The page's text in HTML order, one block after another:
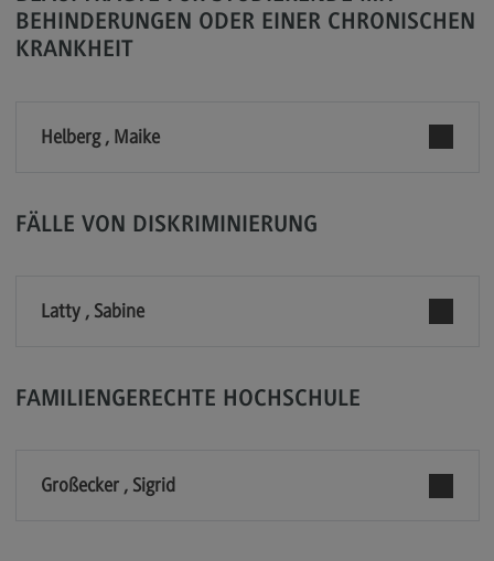
Modulangebot
Digital Business Management
Modulangebot
Kontakt
Digitalisierung in der Sozialen Arbeit
BEHINDERUNGEN ODER EINER CHRONISCHEN
KRANKHEIT
Helberg , Maike
FÄLLE VON DISKRIMINIERUNG
Latty , Sabine
FAMILIENGERECHTE HOCHSCHULE
Großecker , Sigrid